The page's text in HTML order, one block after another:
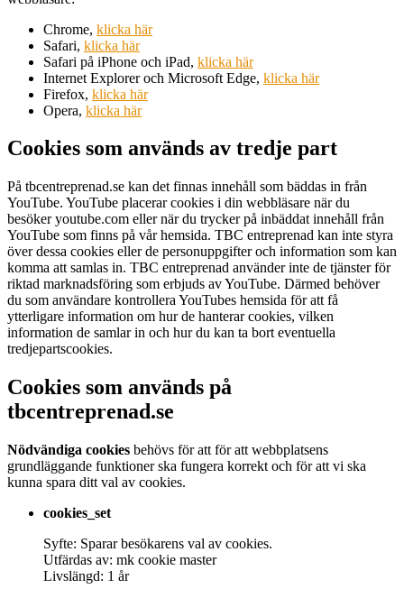
Chrome, klicka här
Safari, klicka här
Safari på iPhone och iPad, klicka här
Internet Explorer och Microsoft Edge, klicka här
Firefox, klicka här
Opera, klicka här
Cookies som används av tredje part
På tbcentreprenad.se kan det finnas innehåll som bäddas in från
YouTube. YouTube placerar cookies i din webbläsare när du
besöker youtube.com eller när du trycker på inbäddat innehåll från
YouTube som finns på vår hemsida. TBC entreprenad kan inte styra
över dessa cookies eller de personuppgifter och information som kan
komma att samlas in. TBC entreprenad använder inte de tjänster för
riktad marknadsföring som erbjuds av YouTube. Därmed behöver
du som användare kontrollera YouTubes hemsida för att få
ytterligare information om hur de hanterar cookies, vilken
information de samlar in och hur du kan ta bort eventuella
tredjepartscookies.
Cookies som används på
tbcentreprenad.se
Nödvändiga cookies behövs för att för att webbplatsens
grundläggande funktioner ska fungera korrekt och för att vi ska
kunna spara ditt val av cookies.
cookies_set
Syfte: Sparar besökarens val av cookies.
Utfärdas av: mk cookie master
Livslängd: 1 år